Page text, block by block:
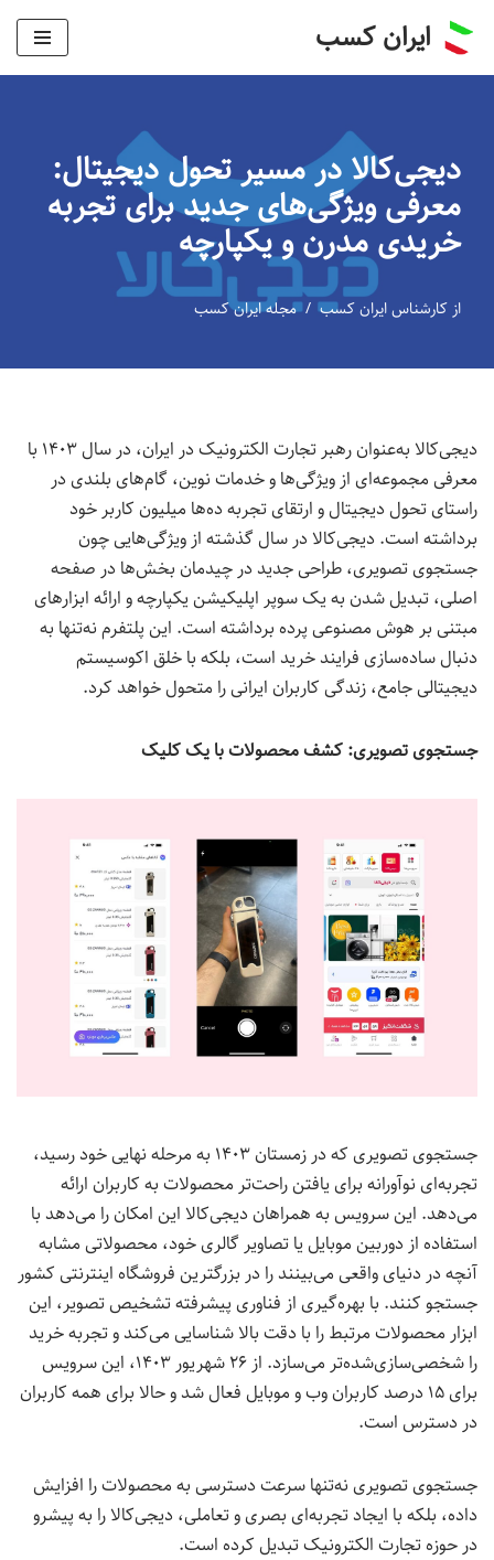
پرش
ایران کسب
دیجی‌کالا در مسیر تحول دیجیتال:
معرفی ویژگی‌های جدید برای تجربه
خریدی مدرن و یکپارچه
از کارشناس ایران کسب مجله ایران کسب
دیجی‌کالا به‌عنوان رهبر تجارت الکترونیک در ایران، در سال ۱۴۰۳ با
معرفی مجموعه‌ای از ویژگی‌ها و خدمات نوین، گام‌های بلندی در
راستای تحول دیجیتال و ارتقای تجربه ده‌ها میلیون کاربر خود
برداشته است. دیجی‌کالا در سال گذشته از ویژگی‌هایی چون
جستجوی تصویری، طراحی جدید در چیدمان بخش‌ها در صفحه
اصلی، تبدیل شدن به یک سوپر اپلیکیشن یکپارچه و ارائه ابزارهای
مبتنی بر هوش مصنوعی پرده برداشته است. این پلتفرم نه‌تنها به
دنبال ساده‌سازی فرایند خرید است، بلکه با خلق اکوسیستم
دیجیتالی جامع، زندگی کاربران ایرانی را متحول خواهد کرد.
جستجوی تصویری: کشف محصولات با یک کلیک
جستجوی تصویری که در زمستان ۱۴۰۳ به مرحله نهایی خود رسید،
تجربه‌ای نوآورانه برای یافتن راحت‌تر محصولات به کاربران ارائه
می‌دهد. این سرویس به همراهان دیجی‌کالا این امکان را می‌دهد با
استفاده از دوربین موبایل یا تصاویر گالری خود، محصولاتی مشابه
آنچه در دنیای واقعی می‌بینند را در بزرگترین فروشگاه اینترنتی کشور
جستجو کنند. با بهره‌گیری از فناوری پیشرفته تشخیص تصویر، این
ابزار محصولات مرتبط را با دقت بالا شناسایی می‌کند و تجربه خرید
را شخصی‌سازی‌شده‌تر می‌سازد. از ۲۶ شهریور ۱۴۰۳، این سرویس
برای ۱۵ درصد کاربران وب و موبایل فعال شد و حالا برای همه کاربران
در دسترس است.
جستجوی تصویری نه‌تنها سرعت دسترسی به محصولات را افزایش
داده، بلکه با ایجاد تجربه‌ای بصری و تعاملی، دیجی‌کالا را به پیشرو
در حوزه تجارت الکترونیک تبدیل کرده است.